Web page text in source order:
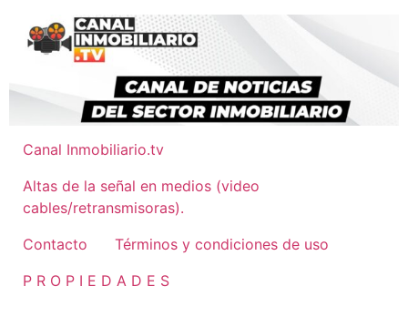
contenido
Canal Inmobiliario.tv
Altas de la señal en medios (video
cables/retransmisoras).
Contacto
Términos y condiciones de uso
P R O P I E D A D E S